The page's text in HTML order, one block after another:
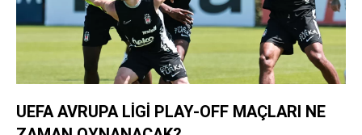
UEFA AVRUPA LİGİ PLAY-OFF MAÇLARI NE